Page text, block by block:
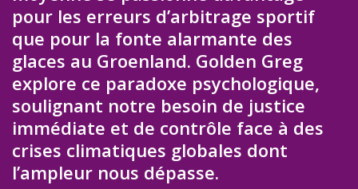
pour les erreurs d’arbitrage sportif
que pour la fonte alarmante des
glaces au Groenland. Golden Greg
explore ce paradoxe psychologique,
soulignant notre besoin de justice
immédiate et de contrôle face à des
crises climatiques globales dont
l’ampleur nous dépasse.